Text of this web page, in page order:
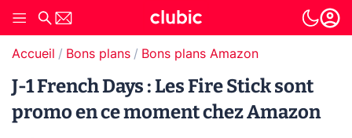
Accueil Bons plans Bons plans Amazon
J-1 French Days : Les Fire Stick sont
promo en ce moment chez Amazon